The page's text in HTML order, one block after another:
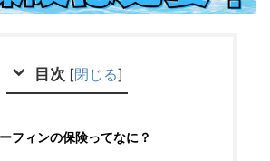
目次 [閉じる]
フィンの保険ってなに？